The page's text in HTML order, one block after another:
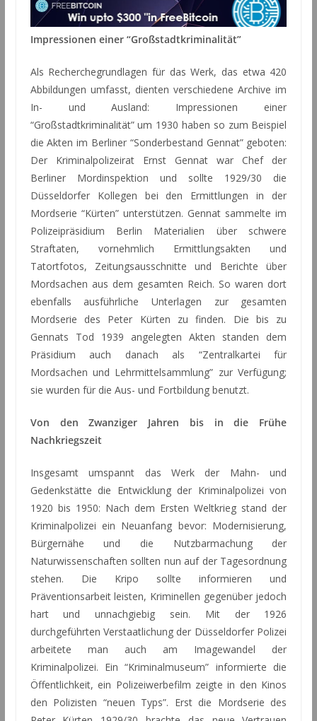
Impressionen einer “Großstadtkriminalität”
Als Recherchegrundlagen für das Werk, das etwa 420
Abbildungen umfasst, dienten verschiedene Archive im
In- und Ausland: Impressionen einer
“Großstadtkriminalität” um 1930 haben so zum Beispiel
die Akten im Berliner “Sonderbestand Gennat” geboten:
Der Kriminalpolizeirat Ernst Gennat war Chef der
Berliner Mordinspektion und sollte 1929/30 die
Düsseldorfer Kollegen bei den Ermittlungen in der
Mordserie “Kürten” unterstützen. Gennat sammelte im
Polizeipräsidium Berlin Materialien über schwere
Straftaten, vornehmlich Ermittlungsakten und
Tatortfotos, Zeitungsausschnitte und Berichte über
Mordsachen aus dem gesamten Reich. So waren dort
ebenfalls ausführliche Unterlagen zur gesamten
Mordserie des Peter Kürten zu finden. Die bis zu
Gennats Tod 1939 angelegten Akten standen dem
Präsidium auch danach als “Zentralkartei für
Mordsachen und Lehrmittelsammlung” zur Verfügung;
sie wurden für die Aus- und Fortbildung benutzt.
Von den Zwanziger Jahren bis in die Frühe
Nachkriegszeit
Insgesamt umspannt das Werk der Mahn- und
Gedenkstätte die Entwicklung der Kriminalpolizei von
1920 bis 1950: Nach dem Ersten Weltkrieg stand der
Kriminalpolizei ein Neuanfang bevor: Modernisierung,
Bürgernähe und die Nutzbarmachung der
Naturwissenschaften sollten nun auf der Tagesordnung
stehen. Die Kripo sollte informieren und
Präventionsarbeit leisten, Kriminellen gegenüber jedoch
hart und unnachgiebig sein. Mit der 1926
durchgeführten Verstaatlichung der Düsseldorfer Polizei
arbeitete man auch am Imagewandel der
Kriminalpolizei. Ein “Kriminalmuseum” informierte die
Öffentlichkeit, ein Polizeiwerbefilm zeigte in den Kinos
den Polizisten “neuen Typs”. Erst die Mordserie des